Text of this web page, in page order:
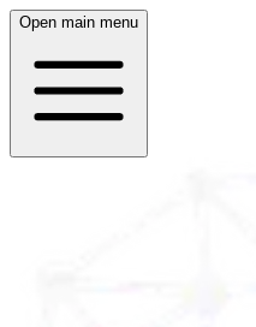
Open main menu